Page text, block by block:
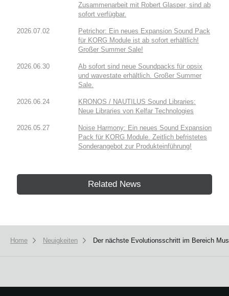
Zusammenarbeit mit Robert Glasper, sind ab
sofort verfügbar.
2026.07.02
Petrichor: Ein neues Expansion Sound Pack
für KORG Module ist ab sofort erhältlich!
Großer Summer Sale!
2026.06.30
Ab sofort sind neue Soundpacks für opsix
und wavestate erhältlich. Großer Summer
Sale.
2026.06.24
KRONOS / NAUTILUS Sound Libraries:
Neue Libraries von Kelfar Technologies
2026.05.27
Noise Harmony: Ein neues Sound Expansion
Pack für KORG Module. Zeitlich befristetes
Sonderangebot zur Produkteinführung!
Related News
Home Neuigkeiten Der nächste Evolutionsschritt im Bereich